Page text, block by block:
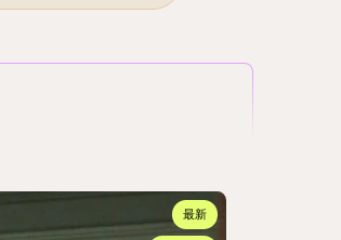
最新